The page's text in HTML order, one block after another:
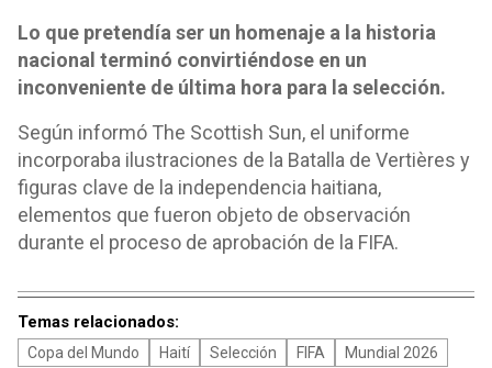
Lo que pretendía ser un homenaje a la historia
nacional terminó convirtiéndose en un
inconveniente de última hora para la selección.
Según informó The Scottish Sun, el uniforme
incorporaba ilustraciones de la Batalla de Vertières y
figuras clave de la independencia haitiana,
elementos que fueron objeto de observación
durante el proceso de aprobación de la FIFA.
Temas relacionados:
Copa del Mundo Haití Selección FIFA Mundial 2026